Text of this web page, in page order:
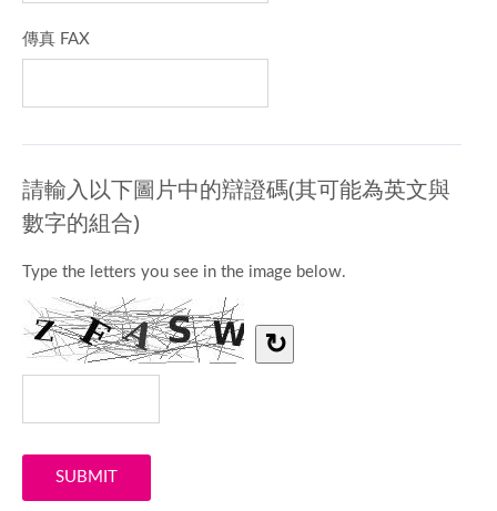
傳真 FAX
請輸入以下圖片中的辯證碼(其可能為英文與
數字的組合)
Type the letters you see in the image below.
↻